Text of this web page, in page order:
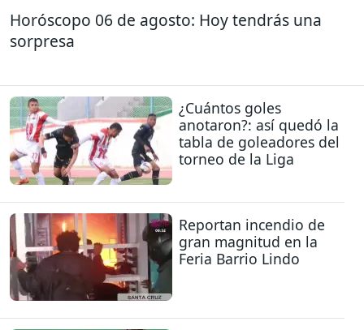
Horóscopo 06 de agosto: Hoy tendrás una
sorpresa
¿Cuántos goles
anotaron?: así quedó la
tabla de goleadores del
torneo de la Liga
Reportan incendio de
gran magnitud en la
Feria Barrio Lindo